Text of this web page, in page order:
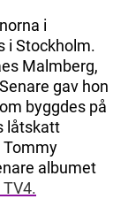
i
i Stockholm.
Malmberg,
gav hon
byggdes på
låtskatt
Tommy
albumet